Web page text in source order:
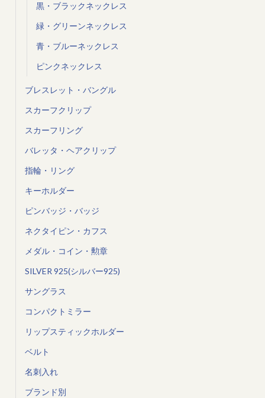
黒・ブラックネックレス
緑・グリーンネックレス
青・ブルーネックレス
ピンクネックレス
ブレスレット・バングル
スカーフクリップ
スカーフリング
バレッタ・ヘアクリップ
指輪・リング
キーホルダー
ピンバッジ・バッジ
ネクタイピン・カフス
メダル・コイン・勲章
SILVER 925(シルバー925)
サングラス
コンパクトミラー
リップスティックホルダー
ベルト
名刺入れ
ブランド別